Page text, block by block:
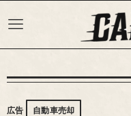
広告 自動車売却